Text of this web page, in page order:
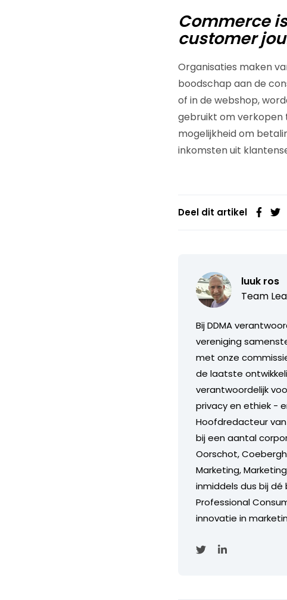
Commerce
customer
Organisaties maken
boodschap aan de
of in de webshop,
gebruikt om verkopen
mogelijkheid om
inkomsten uit
Deel dit artikel
luuk ros
Team
Bij DDMA
vereniging
met onze
de laatste
verantwoordelijk
privacy en ethiek -
Hoofdredacteur
bij een aantal
Oorschot,
Marketing,
inmiddels dus bij
Professional
innovatie in